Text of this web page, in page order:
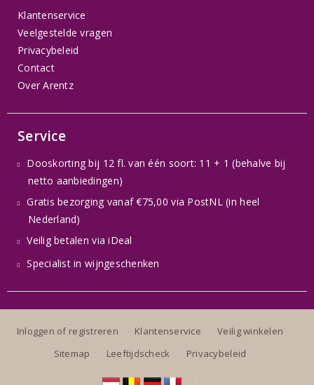
Klantenservice
Veelgestelde vragen
Privacybeleid
Contact
Over Arentz
Service
Dooskorting bij 12 fl. van één soort: 11 + 1 (behalve bij
netto aanbiedingen)
Gratis bezorging vanaf €75,00 via PostNL (in heel
Nederland)
Veilig betalen via iDeal
Specialist in wijngeschenken
Inloggen of registreren Klantenservice
Veilig winkelen
Sitemap
Leeftijdscheck Privacybeleid